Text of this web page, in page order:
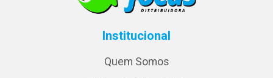
Institucional
Quem Somos